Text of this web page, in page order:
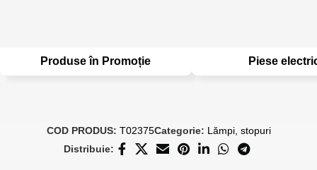
Produse în Promoție Piese
COD PRODUS: T02375Categorie: Lămpi, stopuri
Distribuie: